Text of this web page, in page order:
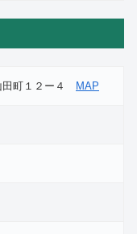
田町１２ー４ MAP